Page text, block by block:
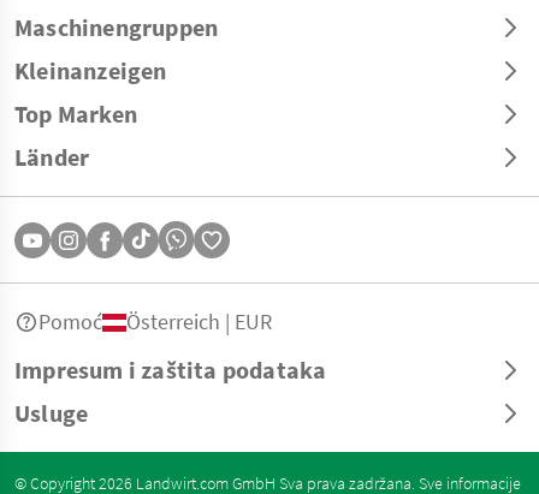
Maschinengruppen
Kleinanzeigen
Top Marken
Länder
Impresum i zaštita podataka
Usluge
Pomoć Österreich | EUR
© Copyright 2026 Landwirt.com GmbH Sva prava zadržana. Sve informacije